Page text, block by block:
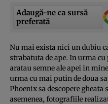
Adaugă-ne ca sursă
preferată
Nu mai exista nici un dubiu
strabatuta de ape. In urma
aratau semne ale apei in
urma cu mai putin de doua
Phoenix sa descopere
asemenea, fotografiile